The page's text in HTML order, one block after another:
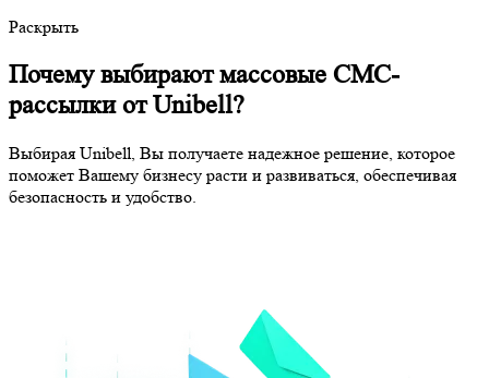
Раскрыть
Почему выбирают массовые СМС-
рассылки от Unibell?
Выбирая Unibell, Вы получаете надежное решение, которое
поможет Вашему бизнесу расти и развиваться, обеспечивая
безопасность и удобство.